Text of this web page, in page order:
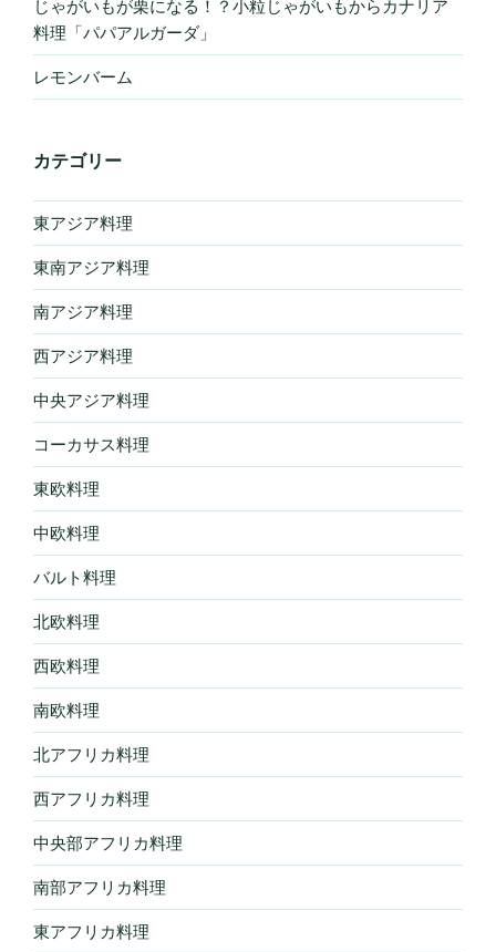
じゃがいもが栗になる！？小粒じゃがいもからカナリア
料理「パパアルガーダ」
レモンバーム
カテゴリー
東アジア料理
東南アジア料理
南アジア料理
西アジア料理
中央アジア料理
コーカサス料理
東欧料理
中欧料理
バルト料理
北欧料理
西欧料理
南欧料理
北アフリカ料理
西アフリカ料理
中央部アフリカ料理
南部アフリカ料理
東アフリカ料理